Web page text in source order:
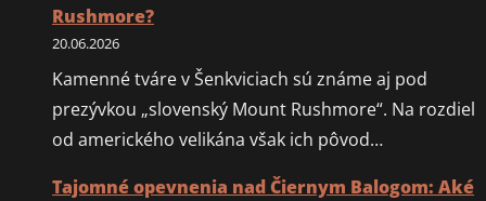
Rushmore?
20.06.2026
Kamenné tváre v Šenkviciach sú známe aj pod
prezývkou „slovenský Mount Rushmore“. Na rozdiel
od amerického velikána však ich pôvod…
Tajomné opevnenia nad Čiernym Balogom: Aké